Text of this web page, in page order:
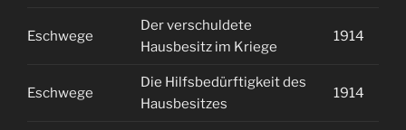
Eschwege
Der verschuldete
Hausbesitz im Kriege
1914
Eschwege
Die Hilfsbedürftigkeit des
Hausbesitzes
1914